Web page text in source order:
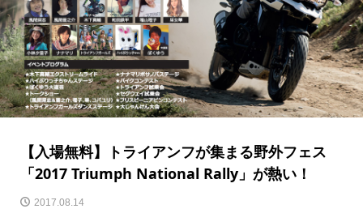
【入場無料】トライアンフが集まる野外フェス
「2017 Triumph National Rally」が熱い！
2017.08.14